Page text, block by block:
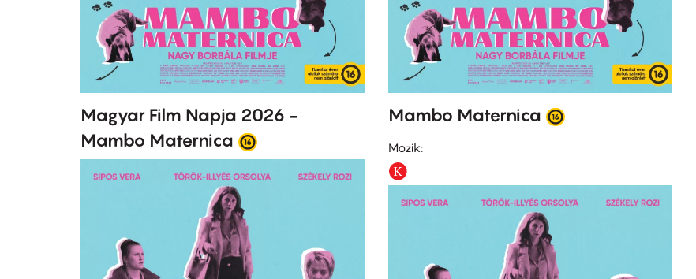
Magyar Film Napja 2026 -
Mambo Maternica
Mambo Maternica
Mozik: